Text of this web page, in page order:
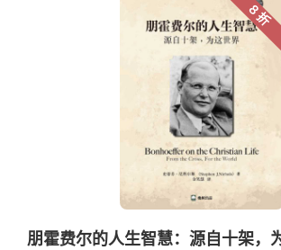
8 折
朋霍费尔的人生智慧：源自十架，